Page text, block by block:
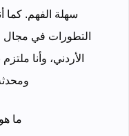
سهلة الفهم. كما
التطورات في مجال
الأردني، وأنا
ما